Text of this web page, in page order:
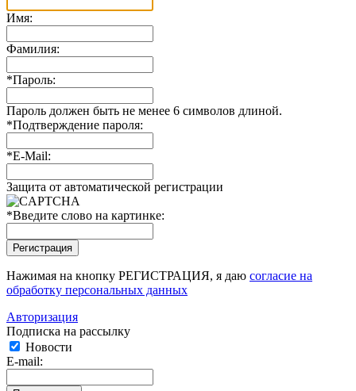
Имя:
Фамилия:
*Пароль:
Пароль должен быть не менее 6 символов длиной.
*Подтверждение пароля:
*E-Mail:
Защита от автоматической регистрации
*Введите слово на картинке:
Нажимая на кнопку РЕГИСТРАЦИЯ, я даю согласие на
обработку персональных данных
Авторизация
Подписка на рассылку
Новости
E-mail: